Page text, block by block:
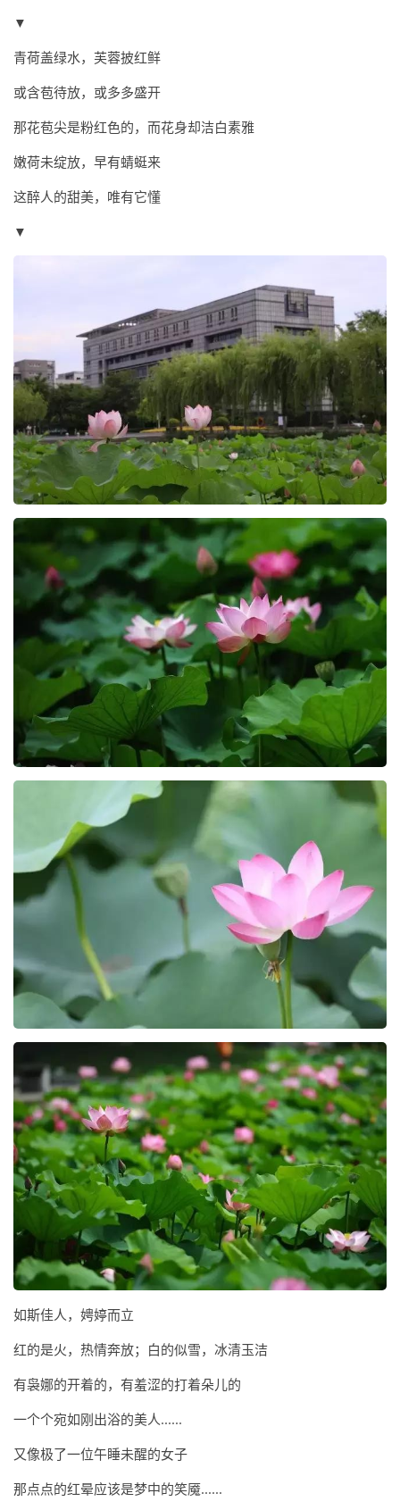
▼
青荷盖绿水，芙蓉披红鲜
或含苞待放，或多多盛开
那花苞尖是粉红色的，而花身却洁白素雅
嫩荷未绽放，早有蜻蜓来
这醉人的甜美，唯有它懂
▼
如斯佳人，娉婷而立
红的是火，热情奔放；白的似雪，冰清玉洁
有袅娜的开着的，有羞涩的打着朵儿的
一个个宛如刚出浴的美人......
又像极了一位午睡未醒的女子
那点点的红晕应该是梦中的笑魇......